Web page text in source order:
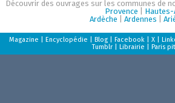
Découvrir des ouvrages sur les communes de
Provence
Hautes-
Ardèche |Ardennes |
Magazine |Encyclopédie |Blog |Facebook |X |
Tumblr |Librairie |Paris